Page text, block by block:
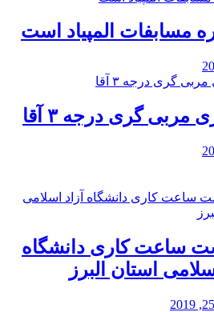
مسابفات المپیاد است
مربی گری درجه ۳ آقا
ساعت کاری دانشگاه
استان البرز